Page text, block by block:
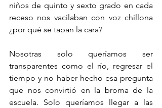
niños de quinto y sexto grado en cada
receso nos vacilaban con voz chillona
¿por qué se tapan la cara?
Nosotras solo queríamos ser
transparentes como el río, regresar el
tiempo y no haber hecho esa pregunta
que nos convirtió en la broma de la
escuela. Solo queríamos llegar a las